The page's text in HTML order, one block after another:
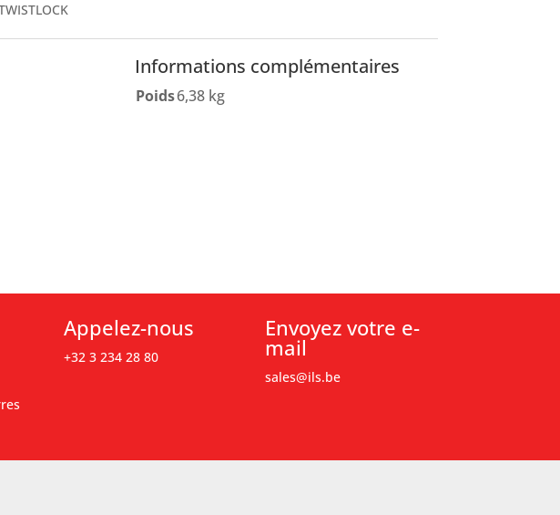
Informations complémentaires
Poids6,38 kg
Appelez-nous
+32 3 234 28 80
Envoyez votre e-
mail
sales@ils.be